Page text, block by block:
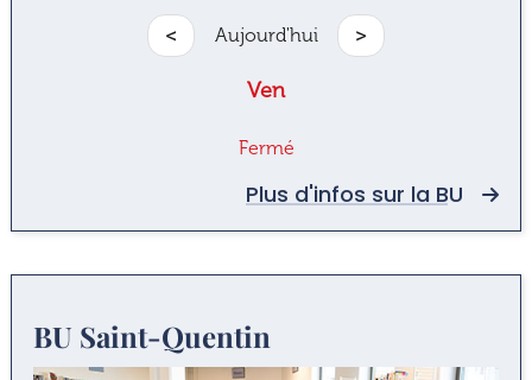
>
< Aujourd'hui
Ven
Fermé
Plus d'infos sur la BU
BU Saint-Quentin